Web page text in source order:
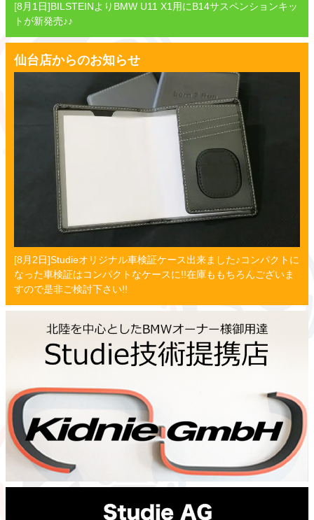
[8月1日]BILSTEINよりBMW U11 X1用にB14サスペンションキッ
トが新発売♪♪
仙台店からのお知らせ
[8月2日]Studieオリジナル車検証ケース出来ました♪コンパクトに
なった車検証はコンパクトなケースに!!在庫ももちろんございま
すので是非ご検討下さい!!